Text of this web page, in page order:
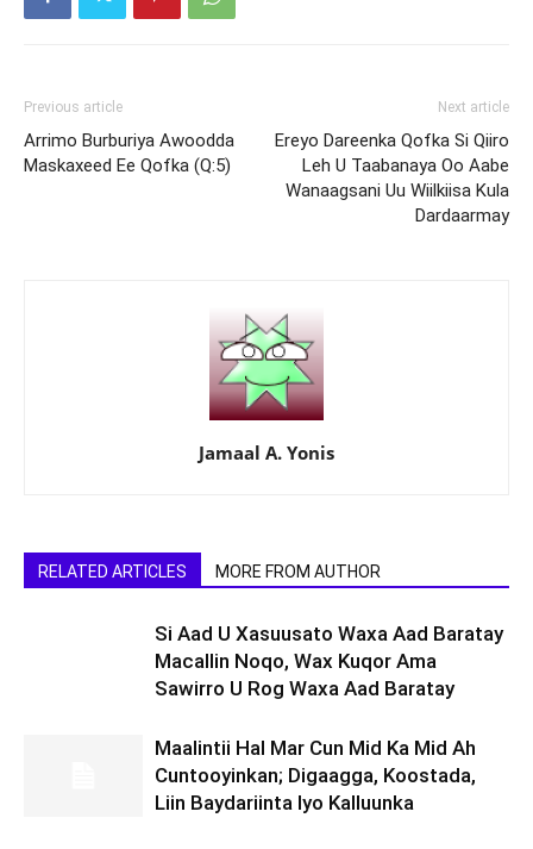
Previous article
Arrimo Burburiya Awoodda
Maskaxeed Ee Qofka (Q:5)
Next article
Ereyo Dareenka Qofka Si Qiiro
Leh U Taabanaya Oo Aabe
Wanaagsani Uu Wiilkiisa Kula
Dardaarmay
Jamaal A. Yonis
RELATED ARTICLES MORE FROM AUTHOR
Si Aad U Xasuusato Waxa Aad Baratay
Macallin Noqo, Wax Kuqor Ama
Sawirro U Rog Waxa Aad Baratay
Maalintii Hal Mar Cun Mid Ka Mid Ah
Cuntooyinkan; Digaagga, Koostada,
Liin Baydariinta Iyo Kalluunka